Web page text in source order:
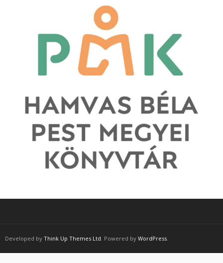
Developed by Think Up Themes Ltd. Powered by WordPress.